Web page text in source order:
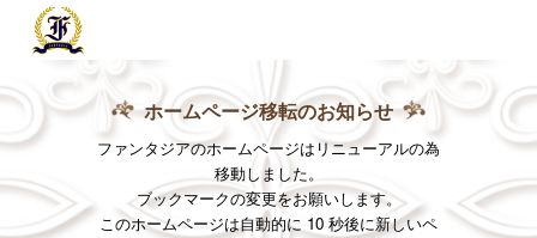
ホームページ移転のお知らせ
ファンタジアのホームページはリニューアルの為
移動しました。
ブックマークの変更をお願いします。
このホームページは自動的に 10 秒後に新しいペ